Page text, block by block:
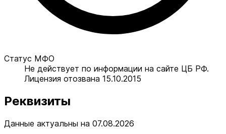
Статус МФО
Не действует по информации на сайте ЦБ РФ.
Лицензия отозвана 15.10.2015
Реквизиты
Данные актуальны на 07.08.2026